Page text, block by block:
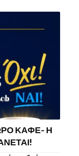
ΚΑΦΕ- Η